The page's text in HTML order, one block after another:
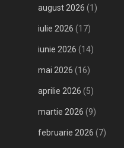
august 2026 (1)
iulie 2026 (17)
iunie 2026 (14)
mai 2026 (16)
aprilie 2026 (5)
martie 2026 (9)
februarie 2026 (7)